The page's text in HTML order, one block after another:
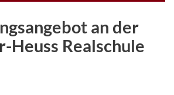
an der
Heuss Realschule